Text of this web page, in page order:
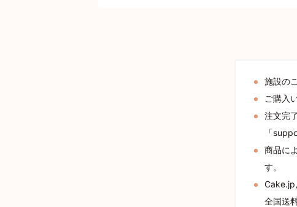
施設の
ご購入
注文完
「
商品に
す。
Cake.jp
全国送